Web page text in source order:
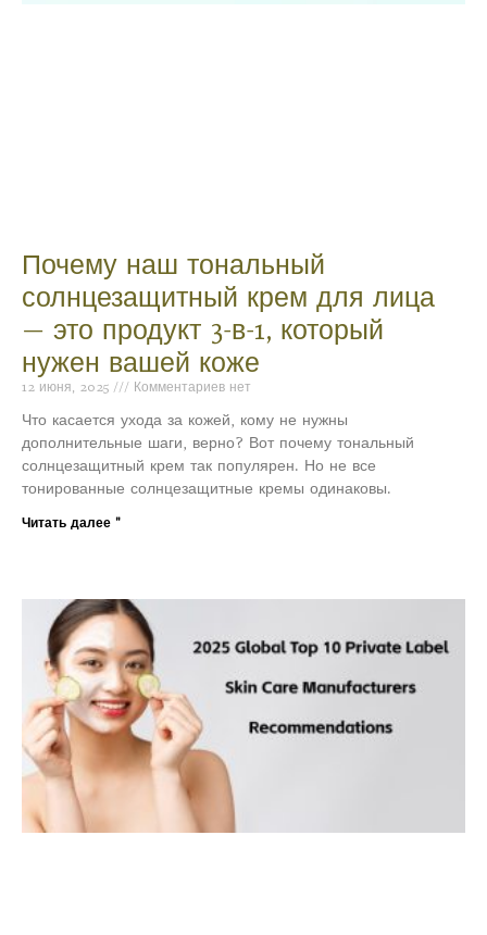
Почему наш тональный
солнцезащитный крем для лица
— это продукт 3-в-1, который
нужен вашей коже
12 июня, 2025 Комментариев нет
Что касается ухода за кожей, кому не нужны
дополнительные шаги, верно? Вот почему тональный
солнцезащитный крем так популярен. Но не все
тонированные солнцезащитные кремы одинаковы.
Читать далее "